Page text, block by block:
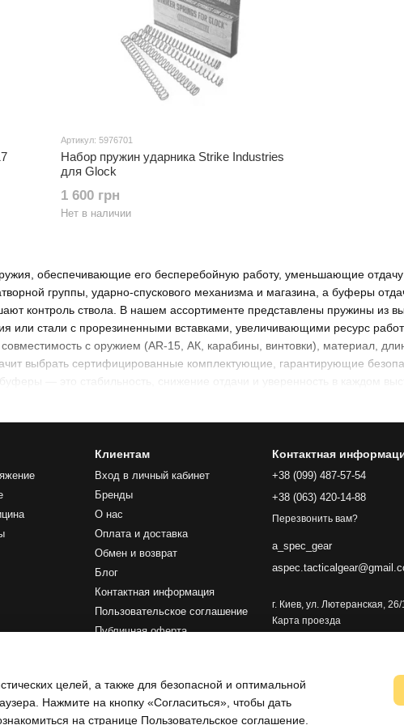
обеспечивающие его бесперебойную работу, уменьшающие
группы, ударно-спускового механизма и магазина, а буферы
контроль ствола. В нашем ассортименте представлены пружины из
стали с прорезиненными вставками, увеличивающими ресурс
с оружием (AR-15, АК, карабины, винтовки), материал,
выбрать сертифицированные комплектующие, гарантирующие
— это стабильность, снижение отдачи и уверенность в каждом
Артикул: 5976701
Набор пружин ударника Strike Industries
для Glock
1 600 грн
Нет в наличии
Клиентам
Вход в личный кабинет
Бренды
О нас
Оплата и доставка
Обмен и возврат
Блог
Контактная информация
Пользовательское соглашение
Публичная оферта
Контактная
+38 (099) 487-57-54
+38 (063) 420-14-88
Перезвонить вам?
a_spec_gear
г. Киев, ул. Лютеранская, 26/
Карта проезда
целей, а также для безопасной и оптимальной
Нажмите на кнопку «Согласиться», чтобы дать
на странице Пользовательское соглашение